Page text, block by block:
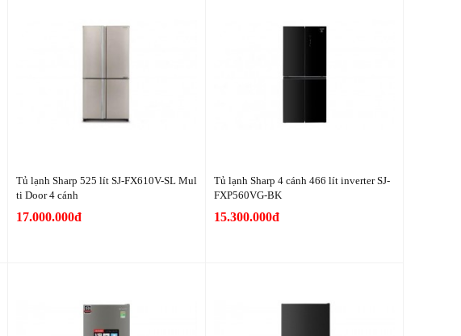
Tủ lạnh Sharp 525 lít SJ-FX610V-SL Mul
ti Door 4 cánh
17.000.000đ
Tủ lạnh Sharp 4 cánh 466 lít inverter SJ-
FXP560VG-BK
15.300.000đ